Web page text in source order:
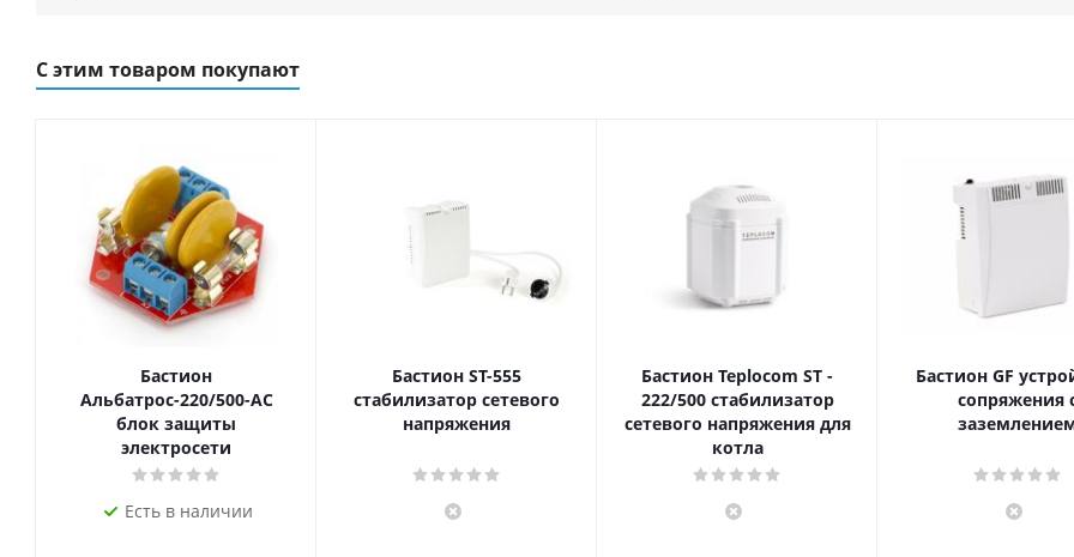
С этим товаром покупают
Бастион
Альбатрос-220/500-АС
блок защиты
электросети
Есть в наличии
Бастион ST-555
стабилизатор сетевого
напряжения
Бастион Teplocom ST -
222/500 стабилизатор
сетевого напряжения для
котла
Бастион GF
сопряжения